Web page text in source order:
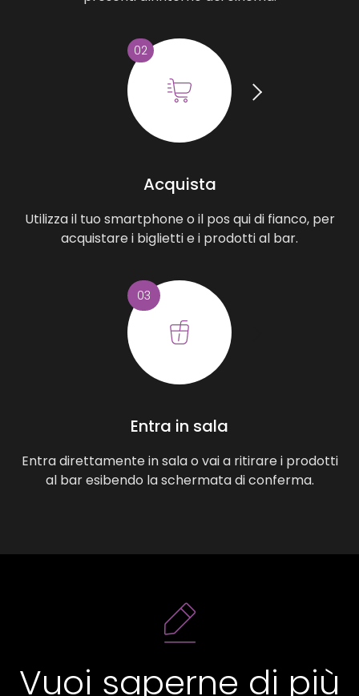
02
Acquista
Utilizza il tuo smartphone o il pos qui di fianco, per
acquistare i biglietti e i prodotti al bar.
03
Entra in sala
Entra direttamente in sala o vai a ritirare i prodotti
al bar esibendo la schermata di conferma.
Vuoi saperne di più